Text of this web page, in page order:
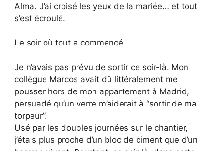
Alma. J’ai croisé les yeux de la mariée… et tout
s’est écroulé.
Le soir où tout a commencé
Je n’avais pas prévu de sortir ce soir-là. Mon
collègue Marcos avait dû littéralement me
pousser hors de mon appartement à Madrid,
persuadé qu’un verre m’aiderait à “sortir de ma
torpeur”.
Usé par les doubles journées sur le chantier,
j’étais plus proche d’un bloc de ciment que d’un